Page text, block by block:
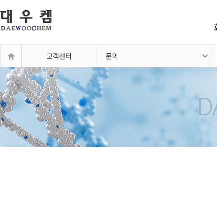
고객센터 문의